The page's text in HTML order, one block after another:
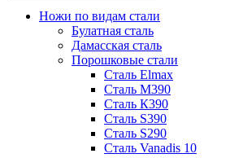
Ножи по видам стали
Булатная сталь
Дамасская сталь
Порошковые стали
Сталь Elmax
Сталь М390
Сталь К390
Сталь S390
Сталь S290
Сталь Vanadis 10